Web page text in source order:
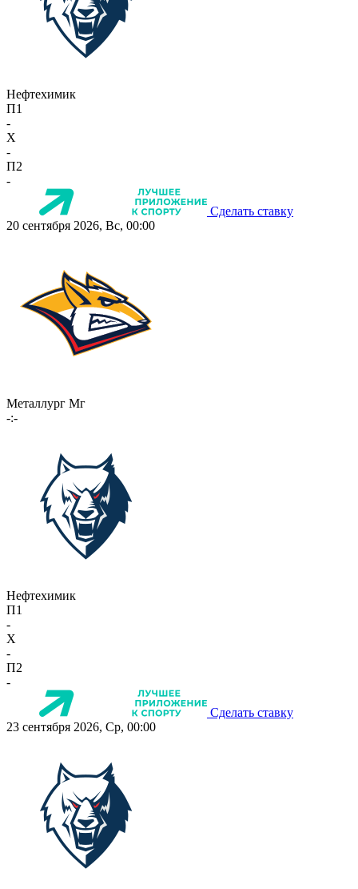
Нефтехимик
П1
-
X
-
П2
-
Сделать ставку
20 сентября 2026, Вс, 00:00
Металлург Мг
-:-
Нефтехимик
П1
-
X
-
П2
-
Сделать ставку
23 сентября 2026, Ср, 00:00